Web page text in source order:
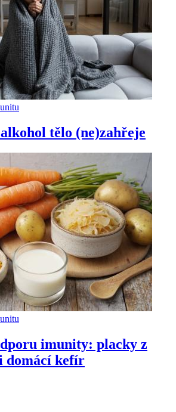
tělo (ne)zahřeje
imunity: placky z
domácí kefír